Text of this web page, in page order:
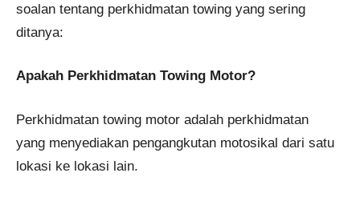
soalan tentang perkhidmatan towing yang sering
ditanya:
Apakah Perkhidmatan Towing Motor?
Perkhidmatan towing motor adalah perkhidmatan
yang menyediakan pengangkutan motosikal dari satu
lokasi ke lokasi lain.